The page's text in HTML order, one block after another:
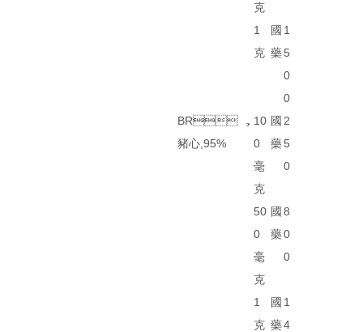
克
1
克
國
藥
1
5
0
0
BR，
豬心,95%
10
0
毫
克
國
藥
2
5
0
50
0
毫
克
國
藥
8
0
0
1
克
國
藥
1
4